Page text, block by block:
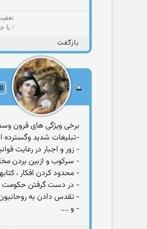
/ با
بازگفت
برخی ویژگی های قرون
-تبلیغات شدید
- زور و اجبار در رعایت
-‏ سرکوب و ازبین بردن
-‏ محدود کردن افکار ،
-‏ در دست گرفتن حکومت
‏- تقدس دادن به
- و ....